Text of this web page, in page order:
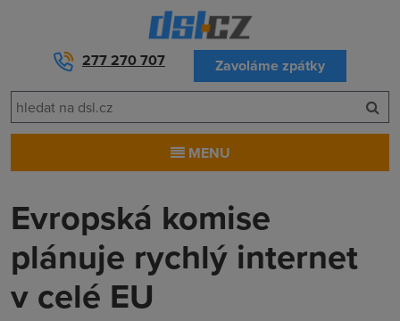
277 270 707 Zavoláme zpátky
MENU
Evropská komise
plánuje rychlý internet
v celé EU